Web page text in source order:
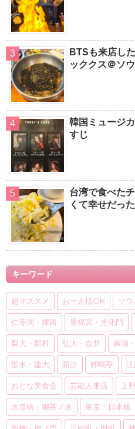
BTSも来店し
ッククス＠ソ
韓国ミュージ
すじ
台湾で食べた
くて幸せだっ
キーワード
超オススメ お一人様OK ソ
仁寺洞・鍾路 景福宮・光化門
梨大・新村 弘大・合井 麻浦
聖水・建大 新沙 狎鴎亭
おとな美食会 芸能人来店 上
水道橋・御茶ノ水 東京・日本橋